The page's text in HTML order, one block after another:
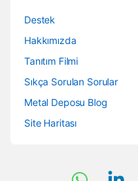
Destek
Hakkımızda
Tanıtım Filmi
Sıkça Sorulan Sorular
Metal Deposu Blog
Site Haritası